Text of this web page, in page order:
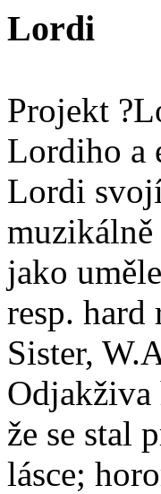
Lordi
Projekt
Lordiho a
Lordi
jako
resp.
Sister,
Odjakživa
že se stal
lásce;